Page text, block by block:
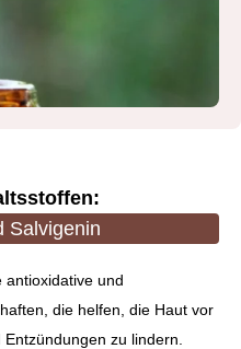
Salvigenin
antioxidative und
die helfen, die Haut vor
zu lindern.